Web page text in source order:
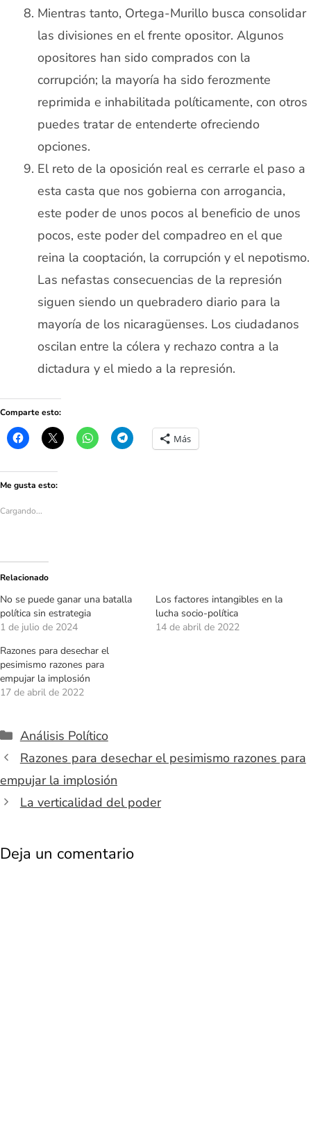
Mientras tanto, Ortega-Murillo busca consolidar
las divisiones en el frente opositor. Algunos
opositores han sido comprados con la
corrupción; la mayoría ha sido ferozmente
reprimida e inhabilitada políticamente, con otros
puedes tratar de entenderte ofreciendo
opciones.
El reto de la oposición real es cerrarle el paso a
esta casta que nos gobierna con arrogancia,
este poder de unos pocos al beneficio de unos
pocos, este poder del compadreo en el que
reina la cooptación, la corrupción y el nepotismo.
Las nefastas consecuencias de la represión
siguen siendo un quebradero diario para la
mayoría de los nicaragüenses. Los ciudadanos
oscilan entre la cólera y rechazo contra a la
dictadura y el miedo a la represión.
Comparte esto:
Más
Me gusta esto:
Cargando...
Relacionado
No se puede ganar una batalla
política sin estrategia
1 de julio de 2024
Los factores intangibles en la
lucha socio-política
14 de abril de 2022
Razones para desechar el
pesimismo razones para
empujar la implosión
17 de abril de 2022
Categorías
Análisis Político
Razones para desechar el pesimismo razones para
empujar la implosión
La verticalidad del poder
Deja un comentario